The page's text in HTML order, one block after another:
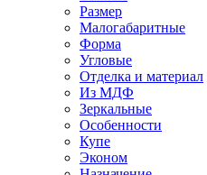
Размер
Малогабаритные
Форма
Угловые
Отделка и материал
Из МДФ
Зеркальные
Особенности
Купе
Эконом